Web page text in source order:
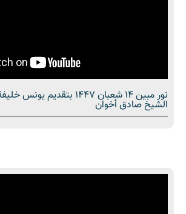
نور مبین 14 شعبان 1447
الشیخ صادق أخوان